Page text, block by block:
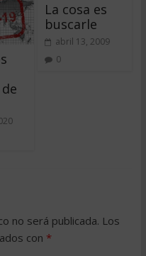
La cosa es
buscarle
abril 13, 2009
0
no será publicada. Los
con *